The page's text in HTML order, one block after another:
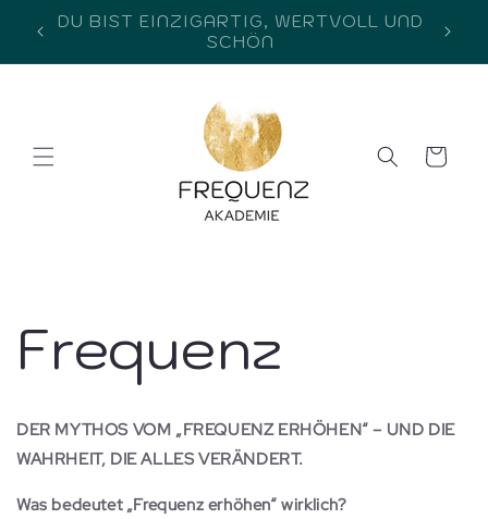
zum
Inhalt
info@frequenz-akademie.com
Warenkorb
Frequenz
DER MYTHOS VOM „FREQUENZ ERHÖHEN“ – UND DIE
WAHRHEIT, DIE ALLES VERÄNDERT.
Was bedeutet „Frequenz erhöhen“ wirklich?